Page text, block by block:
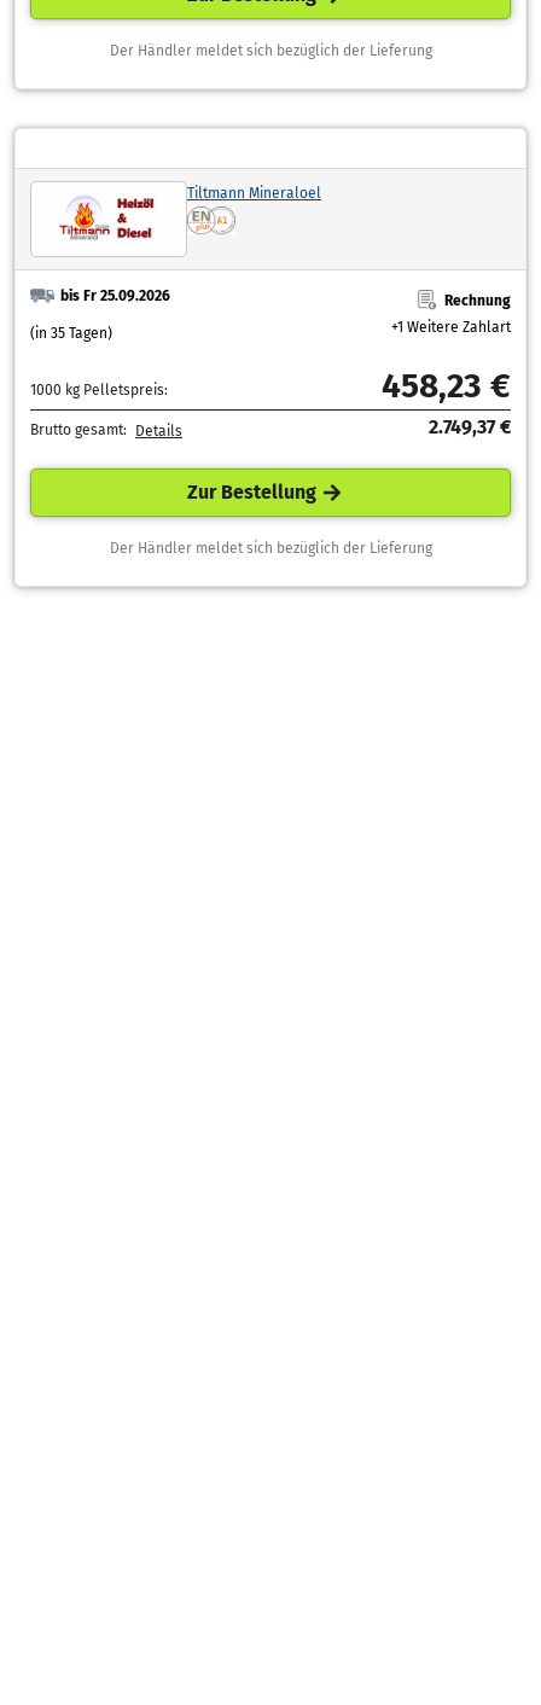
Der Händler meldet sich bezüglich der Lieferung
Tiltmann Mineraloel
bis Fr 25.09.2026
(in 35 Tagen)
Rechnung
+1 Weitere Zahlart
1000 kg Pelletspreis: 458,23 €
Brutto gesamt: Details 2.749,37 €
Zur Bestellung
Der Händler meldet sich bezüglich der Lieferung